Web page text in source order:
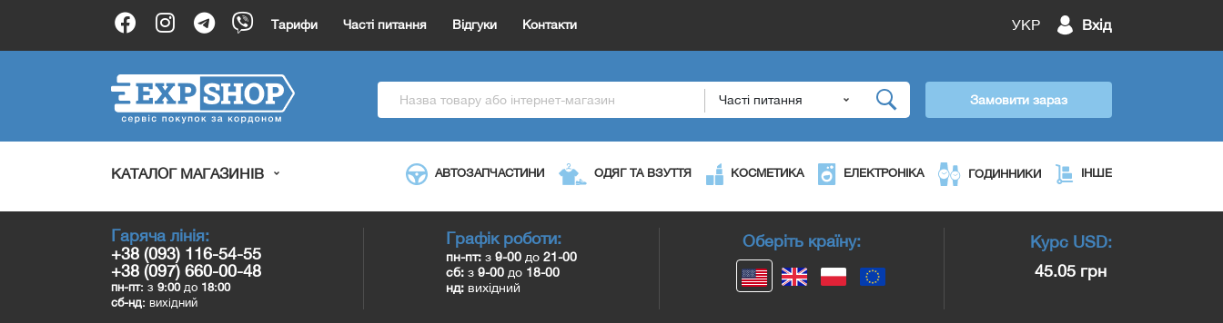
Тарифи Часті питання Відгуки Контакти УКР Вхід
Часті питання Замовити зараз
КАТАЛОГ МАГАЗИНІВ АВТОЗАПЧАСТИНИ ОДЯГ ТА ВЗУТТЯ КОСМЕТИКА ЕЛЕКТРОНІКА ГОДИННИКИ ІНШЕ
Гаряча лінія:
+38 (093) 116-54-55
+38 (097) 660-00-48
пн-пт: з 9:00 до 18:00
сб-нд: вихідний
Графік роботи:
пн-пт:з 9-00 до 21-00
сб:з 9-00 до 18-00
нд: вихідний
Оберіть країну: Курс USD:
45.05 грн